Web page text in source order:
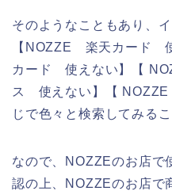
そのようなこともあり、
【NOZZE 楽天カード
カード 使えない】【
ス 使えない】【
じで色々と検索してみる
なので、NOZZEのお店で
認の上、NOZZEのお店で